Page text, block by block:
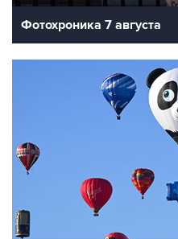
Фотохроника 7 августа